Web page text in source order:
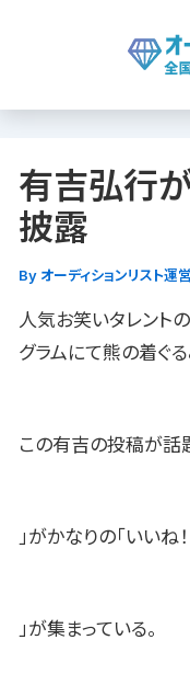
ス
有吉弘行
披露
By オーディションリスト運
人気お笑いタレント
グラムにて熊の着ぐ
この有吉の投稿が話
」がかなりの「いいね！
」が集まっている。